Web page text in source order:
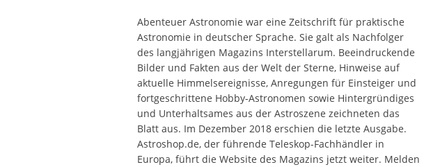
Abenteuer Astronomie war eine Zeitschrift für praktische
Astronomie in deutscher Sprache. Sie galt als Nachfolger
des langjährigen Magazins Interstellarum. Beeindruckende
Bilder und Fakten aus der Welt der Sterne, Hinweise auf
aktuelle Himmelsereignisse, Anregungen für Einsteiger und
fortgeschrittene Hobby-Astronomen sowie Hintergründiges
und Unterhaltsames aus der Astroszene zeichneten das
Blatt aus. Im Dezember 2018 erschien die letzte Ausgabe.
Astroshop.de, der führende Teleskop-Fachhändler in
Europa, führt die Website des Magazins jetzt weiter. Melden